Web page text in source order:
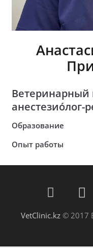
Ветеринарный
анестезио́лог-
Образование
Опыт работы
VetClinic.kz © 2017